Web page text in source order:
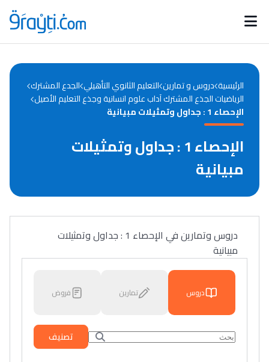
Catégories
d'actualités
Annonces bourses
الرئيسية دروس و تمارين التعليم الثانوي التأهيلي الجدع المشترك
الرياضيات الجذع المشترك آداب علوم انسانية وجذع التعليم الأصيل
الإحصاء 1 : جداول وتمثيلات مبيانية
الإحصاء 1 : جداول وتمثيلات
مبيانية
دروس وتمارين في الإحصاء 1 : جداول وتمثيلات
مبيانية
دروس تمارين فروض
تصنيف